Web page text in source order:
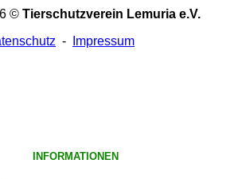
© Tierschutzverein Lemuria e.V.
-
Impressum
INFORMATIONEN